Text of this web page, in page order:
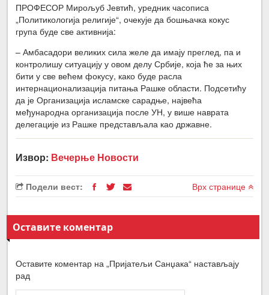
ПРОФЕСОР Мирољуб Јевтић, уредник часописа
„Политикологија религије“, очекује да бошњачка кокус
група буде све активнија:
– Амбасадори великих сила желе да имају преглед, па и
контролишу ситуацију у овом делу Србије, која ће за њих
бити у све већем фокусу, како буде расла
интернационализација питања Рашке области. Подсетићу
да је Организација исламске сарадње, највећа
међународна организација после УН, у више наврата
делегације из Рашке представљала као државне.
Извор: Вечерње Новости
Подели вест: Врх странице
Оставите коментар
Оставите коментар на „Пријатељи Санџака“ настављају
рад